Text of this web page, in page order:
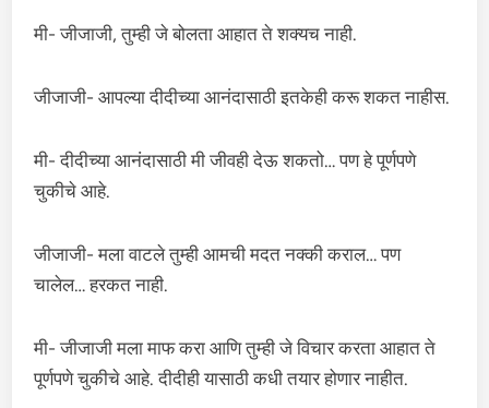
मी- जीजाजी, तुम्ही जे बोलता आहात ते शक्यच नाही.
जीजाजी- आपल्या दीदीच्या आनंदासाठी इतकेही करू शकत नाहीस.
मी- दीदीच्या आनंदासाठी मी जीवही देऊ शकतो… पण हे पूर्णपणे
चुकीचे आहे.
जीजाजी- मला वाटले तुम्ही आमची मदत नक्की कराल… पण
चालेल… हरकत नाही.
मी- जीजाजी मला माफ करा आणि तुम्ही जे विचार करता आहात ते
पूर्णपणे चुकीचे आहे. दीदीही यासाठी कधी तयार होणार नाहीत.